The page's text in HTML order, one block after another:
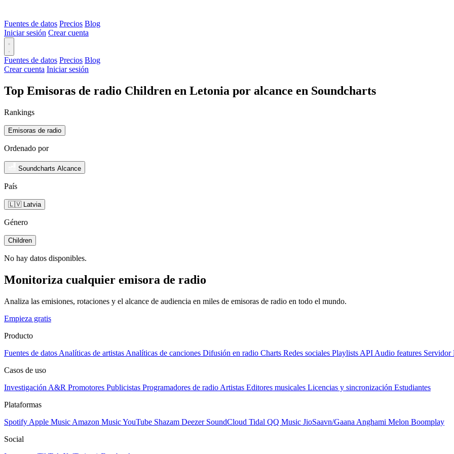
Fuentes de datos Precios Blog
Iniciar sesión Crear cuenta
Fuentes de datos Precios Blog
Crear cuenta Iniciar sesión
Top Emisoras de radio Children en Letonia por alcance en Soundcharts
Rankings
Emisoras de radio
Ordenado por
Soundcharts Alcance
País
🇱🇻 Latvia
Género
Children
No hay datos disponibles.
Monitoriza cualquier emisora de radio
Analiza las emisiones, rotaciones y el alcance de audiencia en miles de emisoras de radio en todo el mundo.
Empieza gratis
Producto
Fuentes de datos Analíticas de artistas Analíticas de canciones Difusión en radio Charts Redes sociales Playlists API Audio features Servidor
Casos de uso
Investigación A&R Promotores Publicistas Programadores de radio Artistas Editores musicales Licencias y sincronización Estudiantes
Plataformas
Spotify Apple Music Amazon MusicYouTube Shazam Deezer SoundCloud Tidal QQ Music JioSaavn/Gaana Anghami Melon Boomplay
Social